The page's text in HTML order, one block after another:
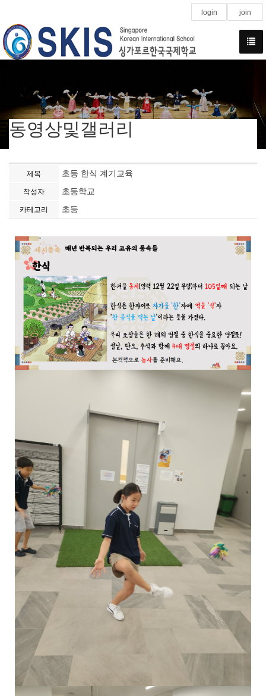
login join
동영상및갤러리
제목 초등 한식 계기교육
작성자 초등학교
카테고리 초등